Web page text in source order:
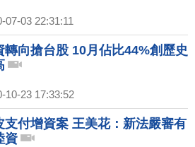
07-03 22:31:11
轉向搶台股 10月佔比44%創歷史
10-23 17:33:52
支付增資案 王美花：新法嚴審有
資